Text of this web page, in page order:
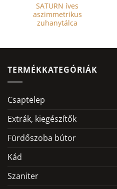
SATURN íves
aszimmetrikus
zuhanytálca
TERMÉKKATEGÓRIÁK
Csaptelep
Extrák, kiegészítők
Fürdőszoba bútor
Kád
Szaniter